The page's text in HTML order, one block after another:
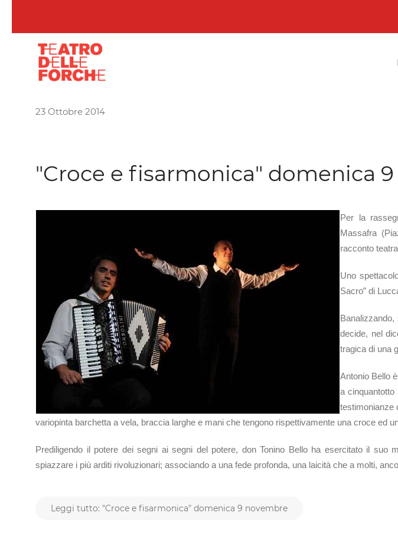
23 Ottobre 2014
"Croce e fisarmonica" domenica
Per la
Massafra
racconto
Uno
Sacro” di
decide, nel
tragica di una
Antonio Bello
a cinquantotto
testimonianze
variopinta barchetta a vela, braccia larghe e mani che tengono rispettivamente una croce ed
Prediligendo il potere dei segni ai segni del potere, don Tonino Bello ha esercitato il suo
spiazzare i più arditi rivoluzionari; associando a una fede profonda, una laicità che a molti,
Leggi tutto: "Croce e fisarmonica" domenica 9 novembre